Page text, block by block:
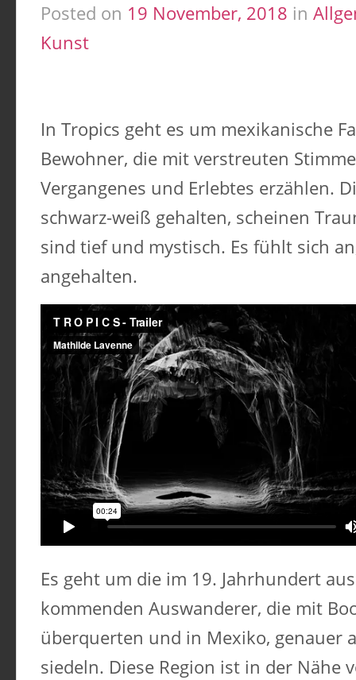
Posted on 19 November, 2018 in
Kunst
In Tropics geht es um mexikanische
Bewohner, die mit verstreuten
Vergangenes und Erlebtes erzählen.
schwarz-weiß gehalten, scheinen
sind tief und mystisch. Es fühlt sich
angehalten.
Es geht um die im 19. Jahrhundert
kommenden Auswanderer, die mit
überquerten und in Mexiko, genauer
siedeln. Diese Region ist in der Nähe